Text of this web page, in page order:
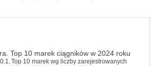
Top 10 marek ciągników w 2024 roku
Top 10 marek wg liczby zarejestrowanych